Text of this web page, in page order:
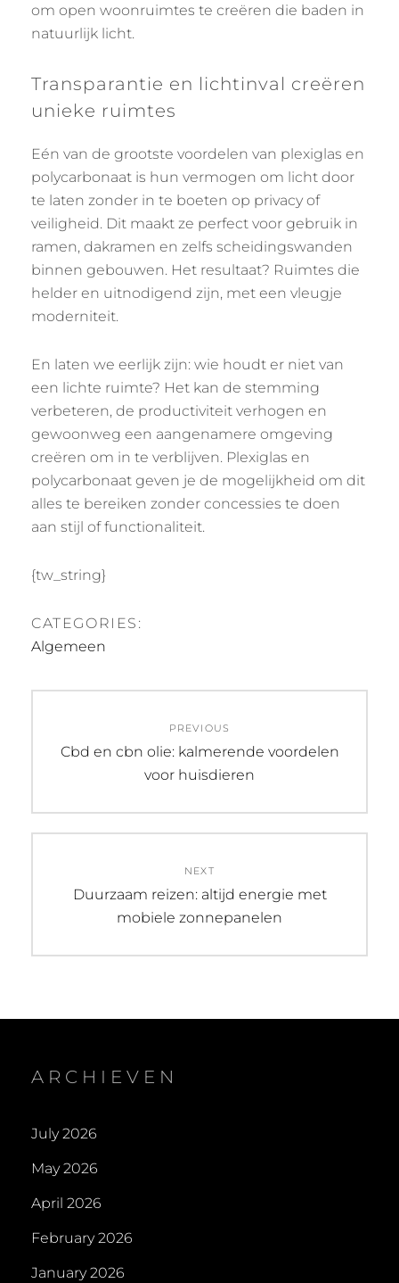
om open woonruimtes te creëren die baden in
natuurlijk licht.
Transparantie en lichtinval creëren
unieke ruimtes
Eén van de grootste voordelen van plexiglas en
polycarbonaat is hun vermogen om licht door
te laten zonder in te boeten op privacy of
veiligheid. Dit maakt ze perfect voor gebruik in
ramen, dakramen en zelfs scheidingswanden
binnen gebouwen. Het resultaat? Ruimtes die
helder en uitnodigend zijn, met een vleugje
moderniteit.
En laten we eerlijk zijn: wie houdt er niet van
een lichte ruimte? Het kan de stemming
verbeteren, de productiviteit verhogen en
gewoonweg een aangenamere omgeving
creëren om in te verblijven. Plexiglas en
polycarbonaat geven je de mogelijkheid om dit
alles te bereiken zonder concessies te doen
aan stijl of functionaliteit.
{tw_string}
CATEGORIES:
Algemeen
navigation
PREVIOUS
Previous
Cbd en cbn olie: kalmerende voordelen
voor huisdieren
NEXT
Next
Duurzaam reizen: altijd energie met
mobiele zonnepanelen
ARCHIEVEN
July 2026
May 2026
April 2026
February 2026
January 2026